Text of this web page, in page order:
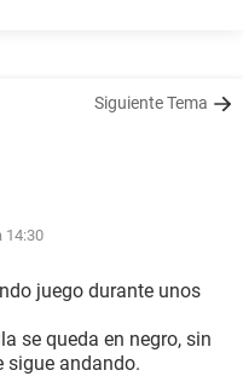
Siguiente Tema
14:30
juego durante unos
se queda en negro, sin
sigue andando.